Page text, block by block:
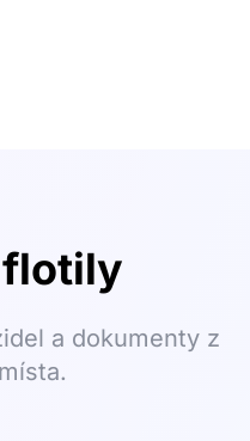
a dokumenty z